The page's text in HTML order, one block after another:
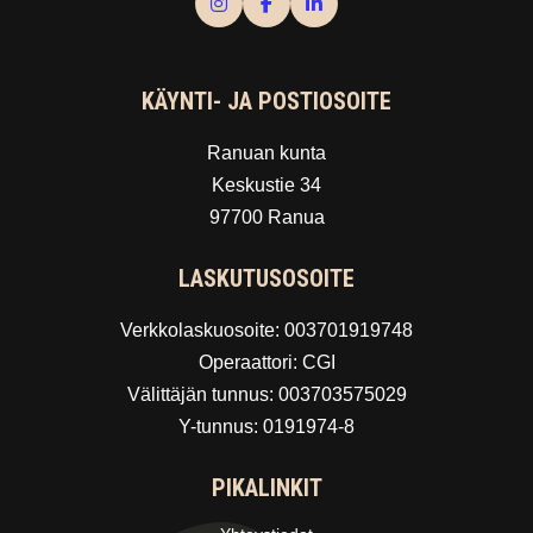
KÄYNTI- JA POSTIOSOITE
Ranuan kunta
Keskustie 34
97700 Ranua
LASKUTUSOSOITE
Verkkolaskuosoite: 003701919748
Operaattori: CGI
Välittäjän tunnus: 003703575029
Y-tunnus: 0191974-8
PIKALINKIT